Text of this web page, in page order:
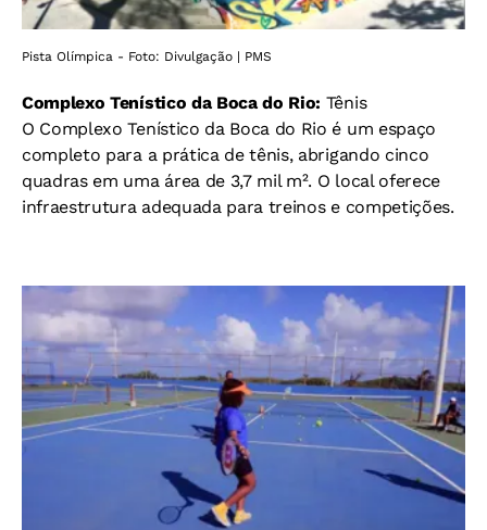
Pista Olímpica - Foto: Divulgação | PMS
Complexo Tenístico da Boca do Rio: Tênis
O Complexo Tenístico da Boca do Rio é um espaço
completo para a prática de tênis, abrigando cinco
quadras em uma área de 3,7 mil m². O local oferece
infraestrutura adequada para treinos e competições.